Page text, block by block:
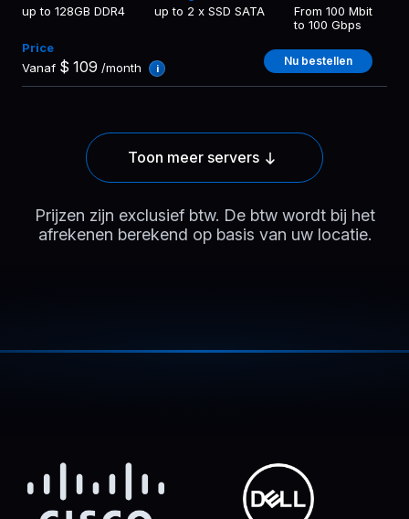
up to 128GB DDR4 up to 2 x SSD SATA
From 100 Mbit
to 100 Gbps
Vanaf $ 109 /month i
Nu bestellen
Toon meer servers
Prijzen zijn exclusief btw. De btw wordt bij het
afrekenen berekend op basis van uw locatie.